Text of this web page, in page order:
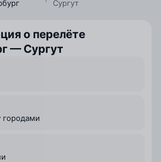
Сургут
о перелёте
— Сургут
городами